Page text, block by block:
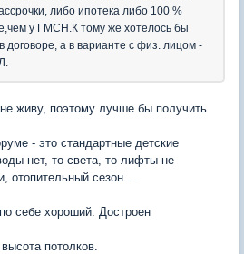
либо ипотека либо 100 %
у ГМСН.К тому же хотелось бы
договоре, а в варианте с физ. лицом -
живу, поэтому лучше бы получить
- это стандартные детские
нет, то света, то лифты не
отопительный сезон ...
себе хороший. Достроен
потолков.